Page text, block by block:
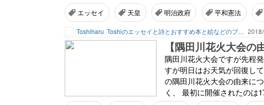
エッセイ 天皇 明治政府 平和憲法
Toshiharu Toshiのエッセイと詩とおすすめ本と絵などのブログ by車戸都志春
【隅田川花火大会の
隅田川花火大会ですが先程
すが明日はお天気が回復し
の隅田川花火大会の由来に
く、 最初に開催されたのは